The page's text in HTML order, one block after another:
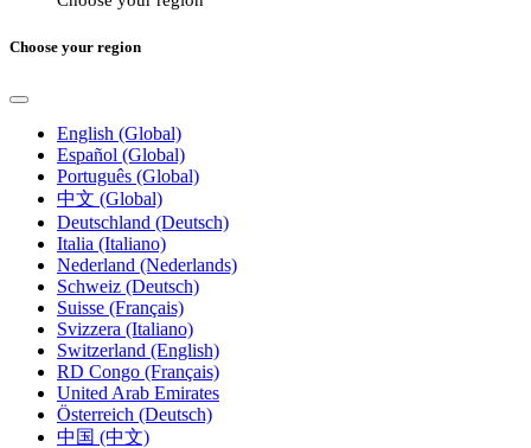
Choose your region
English (Global)
Español (Global)
Português (Global)
中文 (Global)
Deutschland (Deutsch)
Italia (Italiano)
Nederland (Nederlands)
Schweiz (Deutsch)
Suisse (Français)
Svizzera (Italiano)
Switzerland (English)
RD Congo (Français)
United Arab Emirates
Österreich (Deutsch)
中国 (中文)